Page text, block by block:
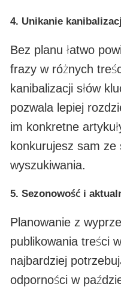
4. Unikanie
Bez planu łatwo
frazy w różnych
kanibalizacji słów
pozwala lepiej
im konkretne
konkurujesz sam ze
wyszukiwania.
5. Sezonowość i
Planowanie z
publikowania treści
najbardziej
odporności w